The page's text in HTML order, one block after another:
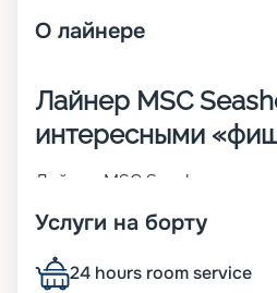
О лайнере
Лайнер MSC
интересными
Лайнер MSC Seashore –
плавание по Средиземному
классов может
Услуги на борту
24 hours room service